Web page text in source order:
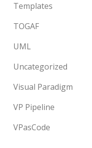
Templates
TOGAF
UML
Uncategorized
Visual Paradigm
VP Pipeline
VPasCode